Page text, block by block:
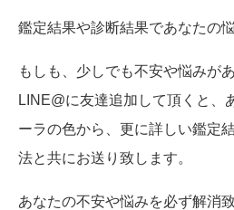
鑑定結果や診断結果であなたの
もしも、少しでも不安や悩みが
LINE@に友達追加して頂くと、
ーラの色から、更に詳しい鑑定
法と共にお送り致します。
あなたの不安や悩みを必ず解消